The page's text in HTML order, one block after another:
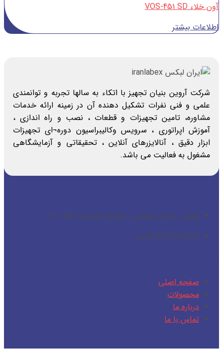
آون خلاء VOS-451 SD
اطلاعات بیشتر
شرکت آروین بنیان تجهیز با اتکاء به سالها تجربه و توانمندی
علمی و فنی نفرات تشکیل دهنده آن در زمینه ارائه خدمات
مشاوره، تامین تجهیزات و قطعات ، نصب و راه اندازی ،
آموزش اپراتوری ، سرویس وکالیبراسیون دوره¬ای تجهیزات
ابزار دقیق ، آنالایزرهای آنلاین ، تحقیقاتی و آزمایشگاهی
مشغول به فعالیت می باشد.
تهران، خیابان بهشتی، خیابان اندیشه، پلاک ۴۰
۰۲۱۸۶۰۲۷۸۳۸ فکس
صفحه اصلی
محصولات
درباره ما
تماس با ما